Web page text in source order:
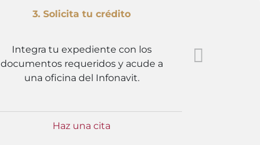
3. Solicita tu crédito
Integra tu expediente con los
documentos requeridos y acude a
una oficina del Infonavit.
Haz una cita